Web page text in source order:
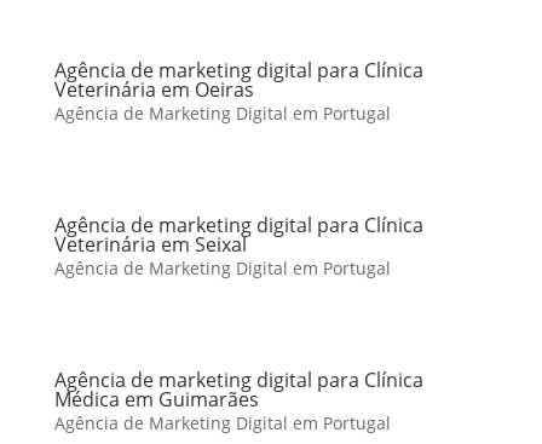
Agência de marketing digital para Clínica
Veterinária em Oeiras
Agência de Marketing Digital em Portugal
Agência de marketing digital para Clínica
Veterinária em Seixal
Agência de Marketing Digital em Portugal
Agência de marketing digital para Clínica
Médica em Guimarães
Agência de Marketing Digital em Portugal